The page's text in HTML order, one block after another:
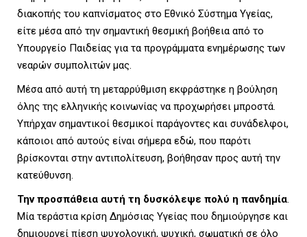
διακοπής του καπνίσματος στο Εθνικό Σύστημα Υγείας,
είτε μέσα από την σημαντική θεσμική βοήθεια από το
Υπουργείο Παιδείας για τα προγράμματα ενημέρωσης των
νεαρών συμπολιτών μας.
Μέσα από αυτή τη μεταρρύθμιση εκφράστηκε η βούληση
όλης της ελληνικής κοινωνίας να προχωρήσει μπροστά.
Υπήρχαν σημαντικοί θεσμικοί παράγοντες και συνάδελφοι,
κάποιοι από αυτούς είναι σήμερα εδώ, που παρότι
βρίσκονται στην αντιπολίτευση, βοήθησαν προς αυτή την
κατεύθυνση.
Την προσπάθεια αυτή τη δυσκόλεψε πολύ η πανδημία.
Μία τεράστια κρίση Δημόσιας Υγείας που δημιούργησε και
δημιουργεί πίεση ψυχολογική, ψυχική, σωματική σε όλο